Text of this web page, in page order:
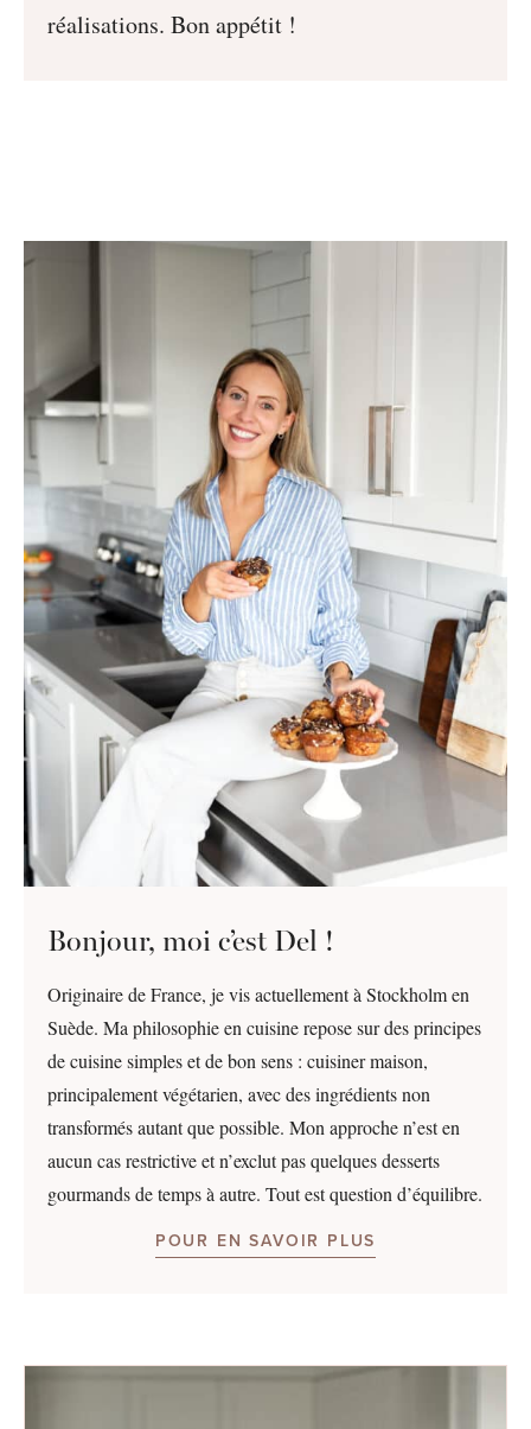
réalisations. Bon appétit !
Bonjour, moi c’est Del !
Originaire de France, je vis actuellement à Stockholm en
Suède. Ma philosophie en cuisine repose sur des principes
de cuisine simples et de bon sens : cuisiner maison,
principalement végétarien, avec des ingrédients non
transformés autant que possible. Mon approche n’est en
aucun cas restrictive et n’exclut pas quelques desserts
gourmands de temps à autre. Tout est question d’équilibre.
POUR EN SAVOIR PLUS